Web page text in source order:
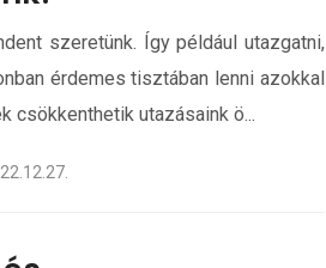
szeretünk. Így például utazgatni,
érdemes tisztában lenni azokkal
csökkenthetik utazásaink ö...